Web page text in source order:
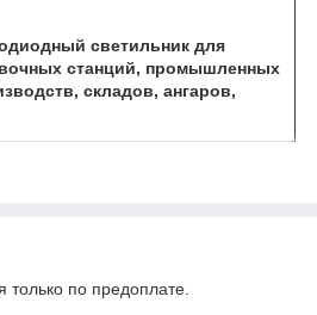
светильник для
станций, промышленных
складов, ангаров,
только по предоплате.